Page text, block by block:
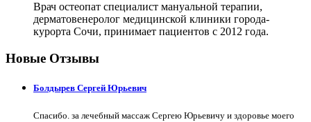
Врач остеопат специалист мануальной терапии,
дерматовенеролог медицинской клиники города-
курорта Сочи, принимает пациентов с 2012 года.
Новые Отзывы
Болдырев Сергей Юрьевич
Спасибо. за лечебный массаж Сергею Юрьевичу и здоровье моего